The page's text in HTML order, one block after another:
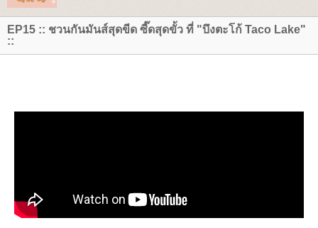
EP15 :: ชวนกันมันส์สุดขีด ซี๊ดสุดขั้ว ที่ "บึงตะโก้ Taco Lake"
::